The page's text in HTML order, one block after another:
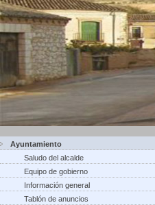
Ayuntamiento
Saludo del alcalde
Equipo de gobierno
Información general
Tablón de anuncios